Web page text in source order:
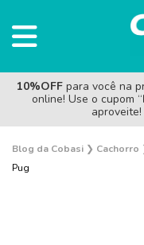
10%OFF para você na
online! Use o cupom “
aproveite!
Blog da Cobasi ❯ Cachorro
Pug